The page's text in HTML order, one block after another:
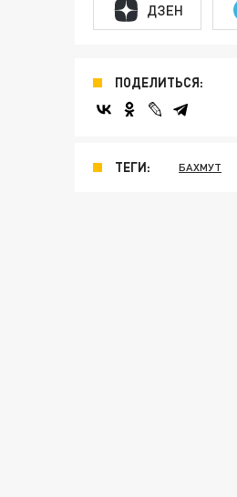
ДЗЕН
ПОДЕЛИТЬСЯ:
ТЕГИ: БАХМУТ